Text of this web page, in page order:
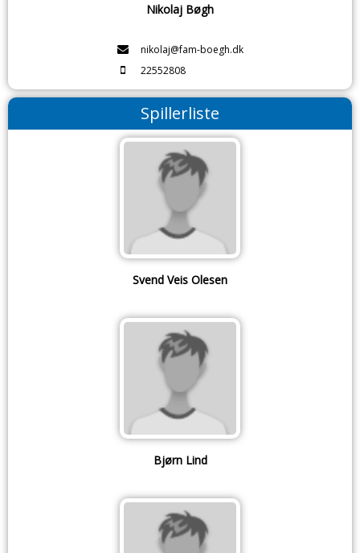
Nikolaj Bøgh
nikolaj@fam-boegh.dk
22552808
Spillerliste
Svend Veis Olesen
Bjørn Lind